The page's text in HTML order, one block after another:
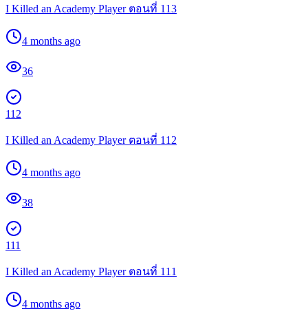
I Killed an Academy Player ตอนที่ 113
4 months ago
36
112
I Killed an Academy Player ตอนที่ 112
4 months ago
38
111
I Killed an Academy Player ตอนที่ 111
4 months ago